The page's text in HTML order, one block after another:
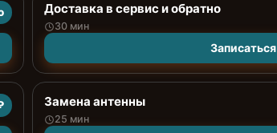
Доставка в сервис и обратно
30 мин
Записаться
Замена антенны
25 мин